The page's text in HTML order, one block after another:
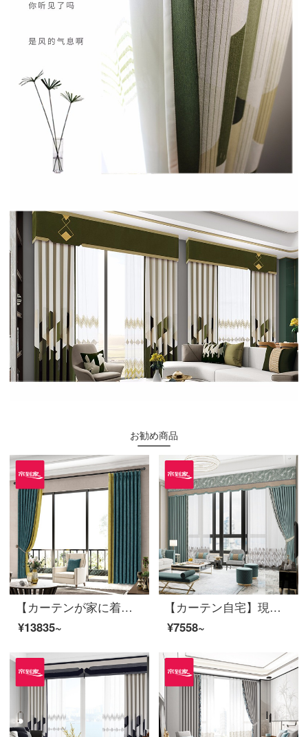
お勧め商品
【カーテンが家に着く】現代簡単カーテン製品の黒いシルク高遮光継ぎ手ポリエステルスティーブン定型化ジャカードLDC 20 SSC-74 Sフック/カーテンヘッドを含まない(高さ2.6メートル以内で変更可能)XLのカーテンセット/ダブルオープン(適用窓の幅4.1-1.4メートル)
¥13835~
【カーテン自宅】現代北欧カーテン完成品高精密カスタム純色ステッチ自然木の葉のカーテン高遮光リビングルームの床の窓LDC 20 SSB-0501 Sフック/カーテンなし(高さ2.6 m以内で変更可能)Sカーテンセット/ダブルオープン(適用窓幅2-2.6 m)
¥7558~